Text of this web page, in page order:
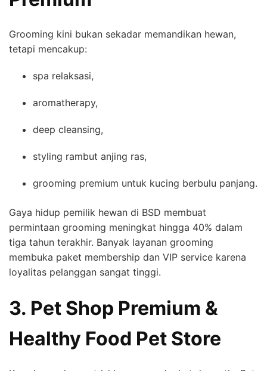
Grooming kini bukan sekadar memandikan hewan,
tetapi mencakup:
spa relaksasi,
aromatherapy,
deep cleansing,
styling rambut anjing ras,
grooming premium untuk kucing berbulu panjang.
Gaya hidup pemilik hewan di BSD membuat
permintaan grooming meningkat hingga 40% dalam
tiga tahun terakhir. Banyak layanan grooming
membuka paket membership dan VIP service karena
loyalitas pelanggan sangat tinggi.
3. Pet Shop Premium &
Healthy Food Pet Store